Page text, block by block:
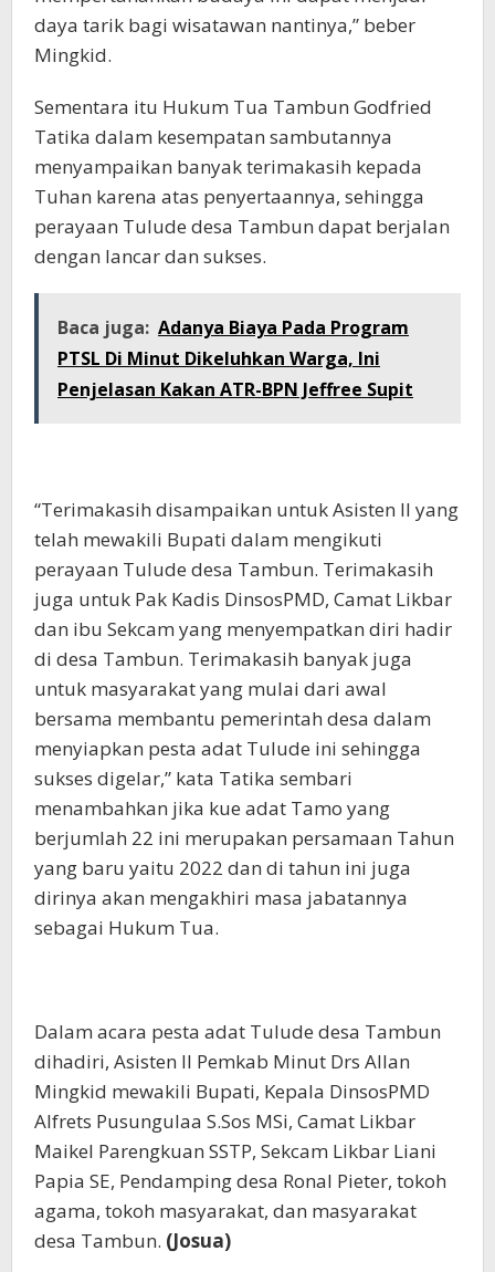
daya tarik bagi wisatawan nantinya,” beber
Mingkid.
Sementara itu Hukum Tua Tambun Godfried
Tatika dalam kesempatan sambutannya
menyampaikan banyak terimakasih kepada
Tuhan karena atas penyertaannya, sehingga
perayaan Tulude desa Tambun dapat berjalan
dengan lancar dan sukses.
Baca juga: Adanya Biaya Pada Program
PTSL Di Minut Dikeluhkan Warga, Ini
Penjelasan Kakan ATR-BPN Jeffree Supit
“Terimakasih disampaikan untuk Asisten II yang
telah mewakili Bupati dalam mengikuti
perayaan Tulude desa Tambun. Terimakasih
juga untuk Pak Kadis DinsosPMD, Camat Likbar
dan ibu Sekcam yang menyempatkan diri hadir
di desa Tambun. Terimakasih banyak juga
untuk masyarakat yang mulai dari awal
bersama membantu pemerintah desa dalam
menyiapkan pesta adat Tulude ini sehingga
sukses digelar,” kata Tatika sembari
menambahkan jika kue adat Tamo yang
berjumlah 22 ini merupakan persamaan Tahun
yang baru yaitu 2022 dan di tahun ini juga
dirinya akan mengakhiri masa jabatannya
sebagai Hukum Tua.
Dalam acara pesta adat Tulude desa Tambun
dihadiri, Asisten II Pemkab Minut Drs Allan
Mingkid mewakili Bupati, Kepala DinsosPMD
Alfrets Pusungulaa S.Sos MSi, Camat Likbar
Maikel Parengkuan SSTP, Sekcam Likbar Liani
Papia SE, Pendamping desa Ronal Pieter, tokoh
agama, tokoh masyarakat, dan masyarakat
desa Tambun. (Josua)